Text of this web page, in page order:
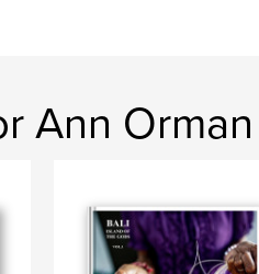
Ann Orman